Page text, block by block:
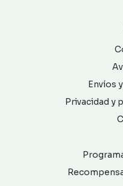
Envíos
Privacidad y